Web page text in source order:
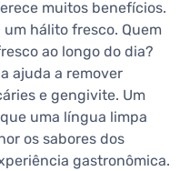
muitos benefícios.
hálito fresco. Quem
ao longo do dia?
ajuda a remover
e gengivite. Um
uma língua limpa
os sabores dos
gastronômica.